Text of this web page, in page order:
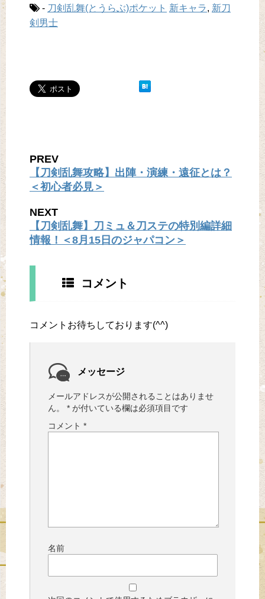
- 刀剣乱舞(とうらぶ)ポケット 新キャラ, 新刀
剣男士
PREV
【刀剣乱舞攻略】出陣・演練・遠征とは？
＜初心者必見＞
NEXT
【刀剣乱舞】刀ミュ＆刀ステの特別編詳細
情報！＜8月15日のジャパコン＞
コメント
コメントお待ちしております(^^)
メッセージ
メールアドレスが公開されることはありませ
ん。
* が付いている欄は必須項目です
コメント *
名前